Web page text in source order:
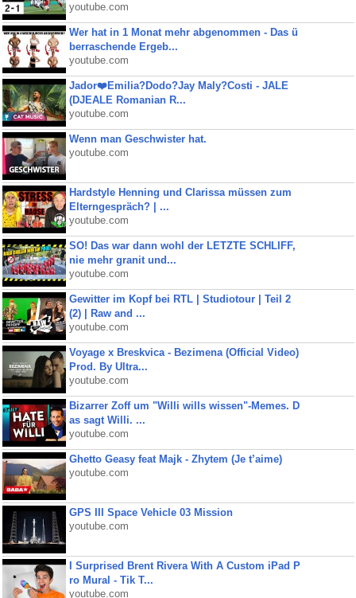
youtube.com
Wer hat in 1 Monat mehr abgenommen - Das ü
berraschende Ergeb...
youtube.com
Jador❤️Emilia?Dodo?Jay Maly?Costi - JALE
(DJEALE Romanian R...
youtube.com
Wenn man Geschwister hat.
youtube.com
Hardstyle Henning und Clarissa müssen zum
Elterngespräch? | ...
youtube.com
SO! Das war dann wohl der LETZTE SCHLIFF,
nie mehr granit und...
youtube.com
Gewitter im Kopf bei RTL | Studiotour | Teil 2
(2) | Raw and ...
youtube.com
Voyage x Breskvica - Bezimena (Official Video)
Prod. By Ultra...
youtube.com
Bizarrer Zoff um "Willi wills wissen"-Memes. D
as sagt Willi. ...
youtube.com
Ghetto Geasy feat Majk - Zhytem (Je t’aime)
youtube.com
GPS III Space Vehicle 03 Mission
youtube.com
I Surprised Brent Rivera With A Custom iPad P
ro Mural - Tik T...
youtube.com